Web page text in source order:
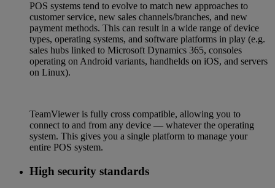
POS systems tend to evolve to match new approaches to
customer service, new sales channels/branches, and new
payment methods. This can result in a wide range of device
types, operating systems, and software platforms in play (e.g.
sales hubs linked to Microsoft Dynamics 365, consoles
operating on Android variants, handhelds on iOS, and servers
on Linux).
TeamViewer is fully cross compatible, allowing you to
connect to and from any device — whatever the operating
system. This gives you a single platform to manage your
entire POS system.
High security standards